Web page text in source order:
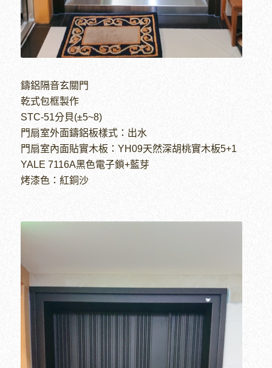
鑄鋁隔音玄關門
乾式包框製作
STC-51分貝(±5~8)
門扇室外面鑄鋁板樣式：出水
門扇室內面貼實木板：YH09天然深胡桃實木板5+1
YALE 7116A黑色電子鎖+藍芽
烤漆色：紅銅沙